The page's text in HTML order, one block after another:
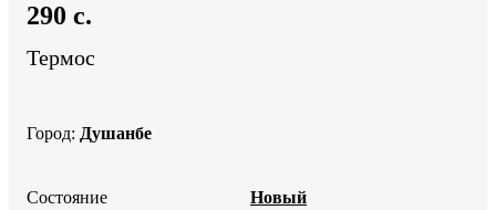
290 c.
Термос
Город: Душанбе
Состояние Новый